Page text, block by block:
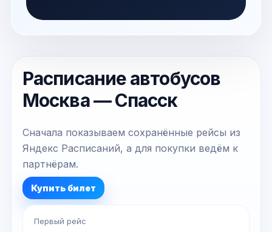
Расписание автобусов
Москва — Спасск
Сначала показываем сохранённые рейсы из
Яндекс Расписаний, а для покупки ведём к
партнёрам.
Купить билет
Первый рейс